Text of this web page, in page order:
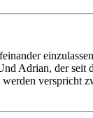
Adrian, der